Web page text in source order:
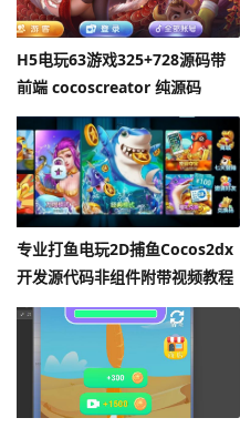
H5电玩63游戏325+728源码带
前端 cocoscreator 纯源码
专业打鱼电玩2D捕鱼Cocos2dx
开发源代码非组件附带视频教程